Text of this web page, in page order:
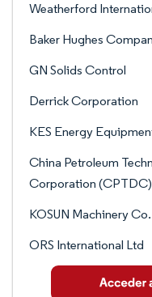
Weatherford
Baker Hughes
GN Solids Control
Derrick Corporation
KES Energy
China Petroleum
Corporation (CPTDC)
KOSUN Machinery
ORS International Ltd